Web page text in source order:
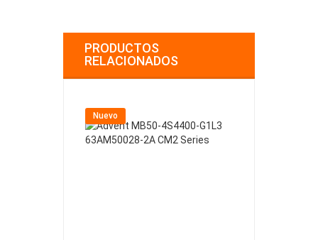
PRODUCTOS
RELACIONADOS
Nuevo